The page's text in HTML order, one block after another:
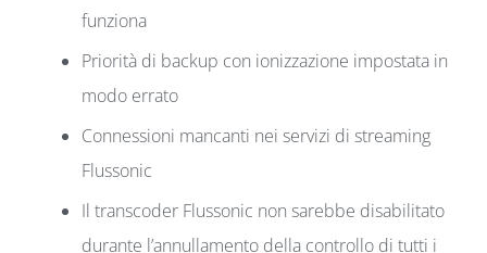
funziona
Priorità di backup con ionizzazione impostata in
modo errato
Connessioni mancanti nei servizi di streaming
Flussonic
Il transcoder Flussonic non sarebbe disabilitato
durante l’annullamento della controllo di tutti i